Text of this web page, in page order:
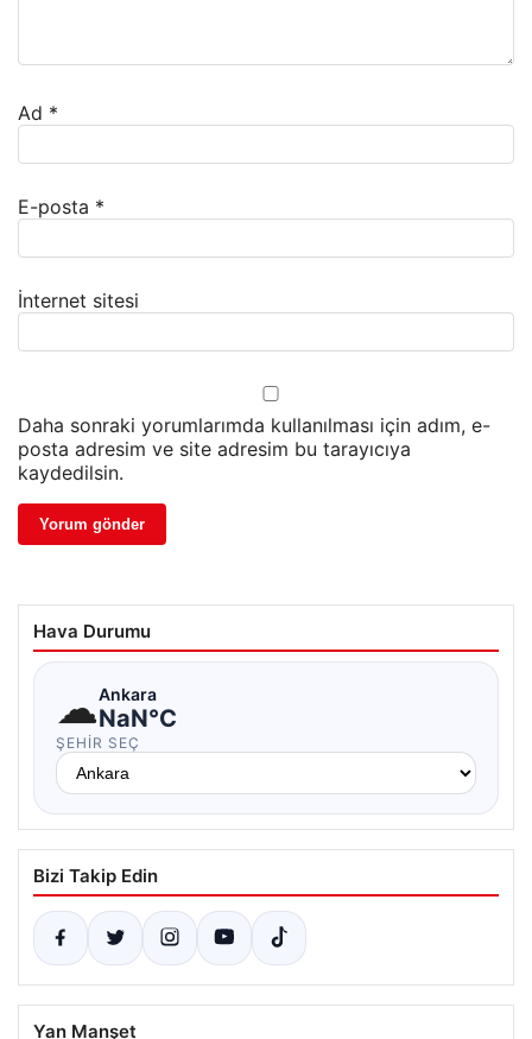
Ad *
E-posta *
İnternet sitesi
Daha sonraki yorumlarımda kullanılması için adım, e-
posta adresim ve site adresim bu tarayıcıya
kaydedilsin.
Hava Durumu
☁Ankara
NaN°C
ŞEHIR SEÇ
Bizi Takip Edin
Yan Manşet